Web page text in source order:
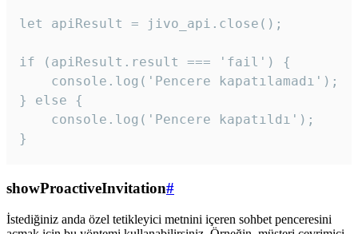
let apiResult = jivo_api.close();
if (apiResult.result === 'fail') {
    console.log('Pencere kapatılamadı');
} else {
    console.log('Pencere kapatıldı');
}
showProactiveInvitation#
İstediğiniz anda özel tetikleyici metnini içeren sohbet penceresini